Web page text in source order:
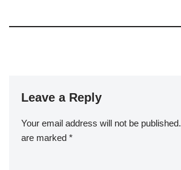
Leave a Reply
Your email address will not be published.
are marked *